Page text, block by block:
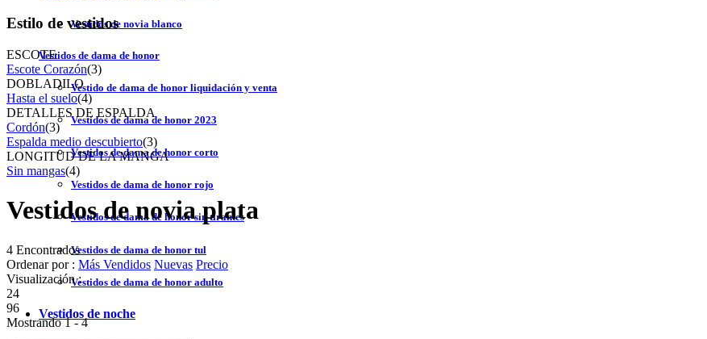
Vestidos de novia blanco
Vestidos de dama de honor
Vestido de dama de honor liquidación y venta
Vestidos de dama de honor 2023
Vestidos de dama de honor corto
Vestidos de dama de honor rojo
Vestidos de dama de honor sin tirantes
Vestidos de dama de honor tul
Vestidos de dama de honor adulto
Vestidos de noche
Estilo de vestidos
ESCOTE
Escote Corazón(3)
DOBLADILO
Hasta el suelo(4)
DETALLES DE ESPALDA
Cordón(3)
Espalda medio descubierto(3)
LONGITUD DE LA MANGA
Sin mangas(4)
Vestidos de novia plata
4 Encontrados
Ordenar por : Más Vendidos Nuevas Precio
Visualización :
24
96
Mostrando 1 - 4